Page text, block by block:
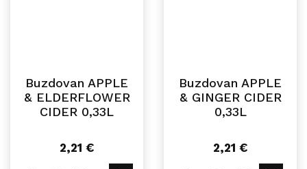
Buzdovan APPLE
& ELDERFLOWER
CIDER 0,33L
2,21 €
Buzdovan APPLE
& GINGER CIDER
0,33L
2,21 €